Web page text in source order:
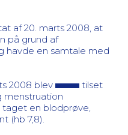
af 20. marts 2008, at
på grund af
havde en samtale med
2008 blev
tilset
menstruation
en blodprøve,
(hb 7,8).